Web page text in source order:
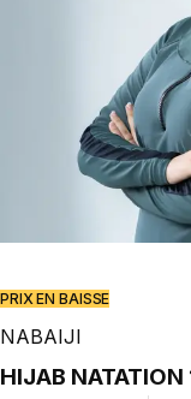
PRIX EN BAISSE
NABAIJI
HIJAB